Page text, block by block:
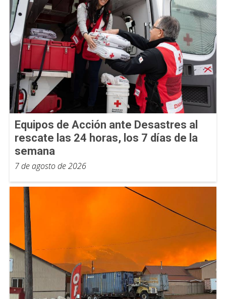
Equipos de Acción ante Desastres al
rescate las 24 horas, los 7 días de la
semana
7 de agosto de 2026